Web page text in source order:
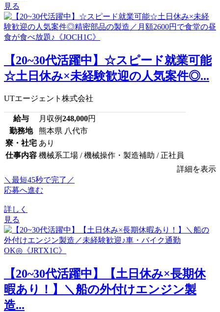
見る
【20~30代活躍中】☆スピード就業可能
☆土日休み×未経験歓迎の人気案件◎...
UTエージェント株式会社
給与 月収例248,000円
勤務地
熊本県 八代市
寮・社宅 あり
仕事内容 機械系工場 / 機械操作・製造補助 / 正社員
詳細を表示
＼最短45秒で完了／
応募へ進む
詳しく
見る
【20~30代活躍中】【土日休み×長期休
暇あり！】＼船の外付けエンジン製
造...